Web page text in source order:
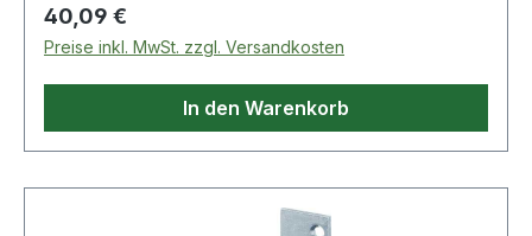
Regulärer Preis:
40,09 €
Preise inkl. MwSt. zzgl. Versandkosten
In den Warenkorb